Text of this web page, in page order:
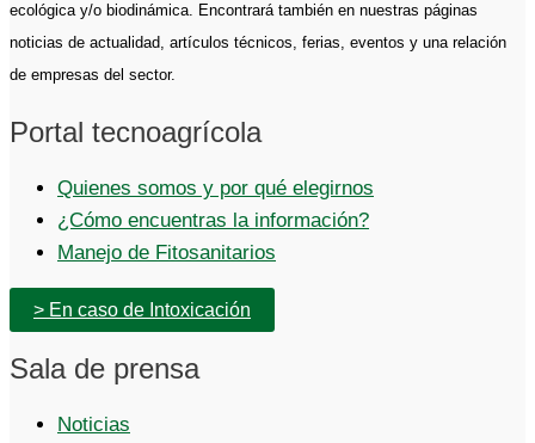
ecológica y/o biodinámica. Encontrará también en nuestras páginas
noticias de actualidad, artículos técnicos, ferias, eventos y una relación
de empresas del sector.
Portal tecnoagrícola
Quienes somos y por qué elegirnos
¿Cómo encuentras la información?
Manejo de Fitosanitarios
> En caso de Intoxicación
Sala de prensa
Noticias